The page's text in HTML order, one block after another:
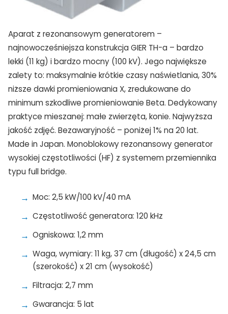
Aparat z rezonansowym generatorem –
najnowocześniejsza konstrukcja GIER TH-a – bardzo
lekki (11 kg) i bardzo mocny (100 kV). Jego największe
zalety to: maksymalnie krótkie czasy naświetlania, 30%
niższe dawki promieniowania X, zredukowane do
minimum szkodliwe promieniowanie Beta. Dedykowany
praktyce mieszanej: małe zwierzęta, konie. Najwyższa
jakość zdjęć. Bezawaryjność – poniżej 1% na 20 lat.
Made in Japan. Monoblokowy rezonansowy generator
wysokiej częstotliwości (HF) z systemem przemiennika
typu full bridge.
Moc: 2,5 kW/100 kV/40 mA
Częstotliwość generatora: 120 kHz
Ogniskowa: 1,2 mm
Waga, wymiary: 11 kg, 37 cm (długość) x 24,5 cm
(szerokość) x 21 cm (wysokość)
Filtracja: 2,7 mm
Gwarancja: 5 lat